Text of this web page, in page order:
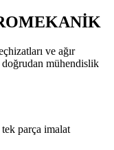
ve ağır
doğrudan mühendislik
parça imalat